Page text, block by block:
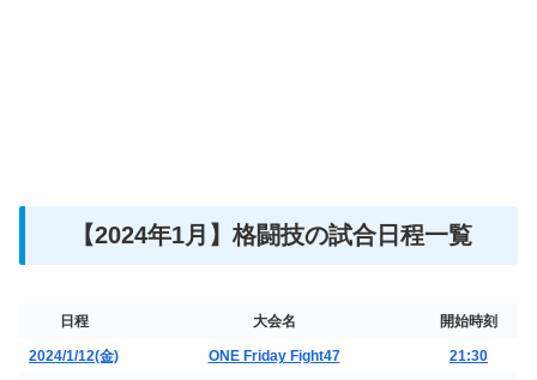
【2024年1月】格闘技の試合日程一覧
日程 大会名 開始時刻
2024/1/12(金) ONE Friday Fight47 21:30